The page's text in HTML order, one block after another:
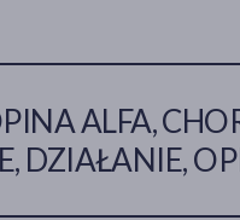
ALFA,
DZIAŁANIE,